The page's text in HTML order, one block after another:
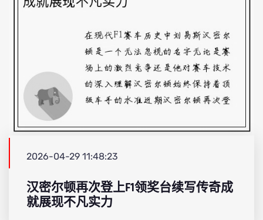
2026-04-29 11:48:23
汉密尔顿再次登上F1领奖台续写传奇成
就展现不凡实力